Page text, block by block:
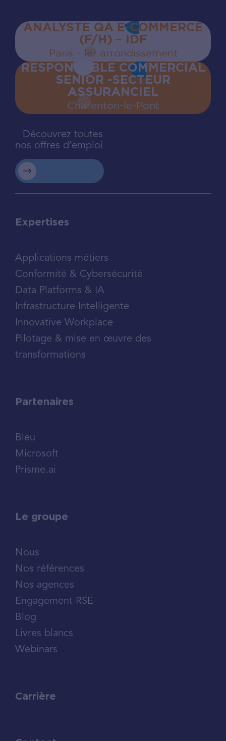
ANALYSTE QA E-COMMERCE
(F/H) – IDF
Paris - 1er arrondissement
RESPONSABLE COMMERCIAL
SENIOR -SECTEUR
ASSURANCIEL
Charenton‍-‍le‍-‍Pont
Découvrez toutes
nos offres d’emploi
Expertises
Applications métiers
Conformité & Cybersécurité
Data Platforms & IA
Infrastructure Intelligente
Innovative Workplace
Pilotage & mise en œuvre des
transformations
Partenaires
Bleu
Microsoft
Prisme.ai
Le groupe
Nous
Nos références
Nos agences
Engagement RSE
Blog
Livres blancs
Webinars
Carrière